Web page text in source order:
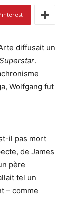
diffusait un
.
Wolfgang fut
il pas mort
de James
père
tel un
– comme